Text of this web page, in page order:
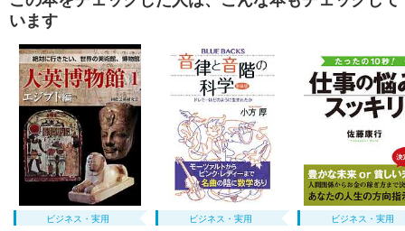
います
ビジネス・実用 ビジネス・実用 ビジネス・実用